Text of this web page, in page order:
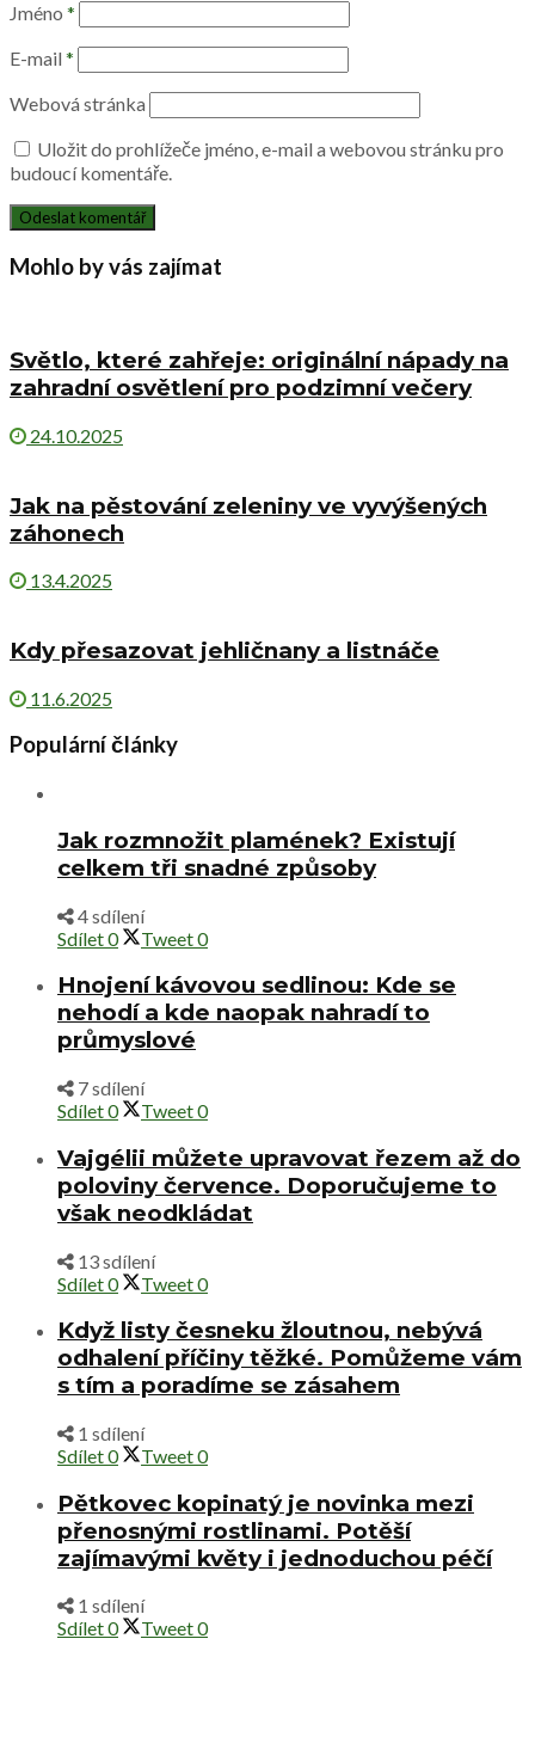
Jméno *
E-mail *
Webová stránka
Uložit do prohlížeče jméno, e-mail a webovou stránku pro
budoucí komentáře.
Mohlo by vás zajímat
Světlo, které zahřeje: originální nápady na
zahradní osvětlení pro podzimní večery
24.10.2025
Jak na pěstování zeleniny ve vyvýšených
záhonech
13.4.2025
Kdy přesazovat jehličnany a listnáče
11.6.2025
Populární články
Jak rozmnožit plamének? Existují
celkem tři snadné způsoby
4 sdílení
Sdílet0 Tweet0
Hnojení kávovou sedlinou: Kde se
nehodí a kde naopak nahradí to
průmyslové
7 sdílení
Sdílet0 Tweet0
Vajgélii můžete upravovat řezem až do
poloviny července. Doporučujeme to
však neodkládat
13 sdílení
Sdílet0 Tweet0
Když listy česneku žloutnou, nebývá
odhalení příčiny těžké. Pomůžeme vám
s tím a poradíme se zásahem
1 sdílení
Sdílet0 Tweet0
Pětkovec kopinatý je novinka mezi
přenosnými rostlinami. Potěší
zajímavými květy i jednoduchou péčí
1 sdílení
Sdílet0 Tweet0